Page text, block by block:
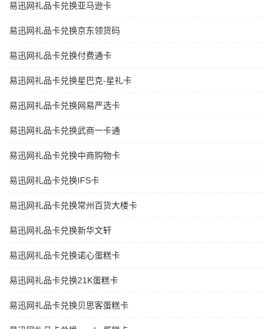
易迅网礼品卡兑换亚马逊卡
易迅网礼品卡兑换京东领货码
易迅网礼品卡兑换付费通卡
易迅网礼品卡兑换星巴克-星礼卡
易迅网礼品卡兑换网易严选卡
易迅网礼品卡兑换武商一卡通
易迅网礼品卡兑换中商购物卡
易迅网礼品卡兑换IFS卡
易迅网礼品卡兑换常州百货大楼卡
易迅网礼品卡兑换新华文轩
易迅网礼品卡兑换诺心蛋糕卡
易迅网礼品卡兑换21K蛋糕卡
易迅网礼品卡兑换贝思客蛋糕卡